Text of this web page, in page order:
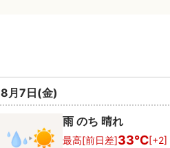
8月7日(金)
雨 のち 晴れ
最高[前日差]33℃[+2]